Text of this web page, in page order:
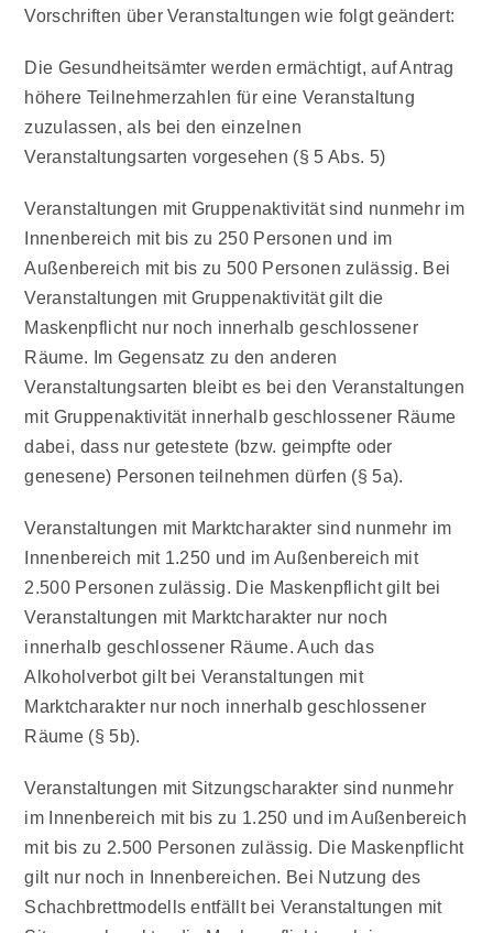
Vorschriften über Veranstaltungen wie folgt geändert:
Die Gesundheitsämter werden ermächtigt, auf Antrag
höhere Teilnehmerzahlen für eine Veranstaltung
zuzulassen, als bei den einzelnen
Veranstaltungsarten vorgesehen (§ 5 Abs. 5)
Veranstaltungen mit Gruppenaktivitätsind nunmehr im
Innenbereich mit bis zu 250 Personen und im
Außenbereich mit bis zu 500 Personen zulässig. Bei
Veranstaltungen mit Gruppenaktivität gilt die
Maskenpflicht nur noch innerhalb geschlossener
Räume. Im Gegensatz zu den anderen
Veranstaltungsarten bleibt es bei den Veranstaltungen
mit Gruppenaktivität innerhalb geschlossener Räume
dabei, dass nur getestete (bzw. geimpfte oder
genesene) Personen teilnehmen dürfen (§ 5a).
Veranstaltungen mit Marktcharakter sind nunmehr im
Innenbereich mit 1.250 und im Außenbereich mit
2.500 Personen zulässig. Die Maskenpflicht gilt bei
Veranstaltungen mit Marktcharakter nur noch
innerhalb geschlossener Räume. Auch das
Alkoholverbot gilt bei Veranstaltungen mit
Marktcharakter nur noch innerhalb geschlossener
Räume (§ 5b).
Veranstaltungen mit Sitzungscharakter sind nunmehr
im Innenbereich mit bis zu 1.250 und im Außenbereich
mit bis zu 2.500 Personen zulässig. Die Maskenpflicht
gilt nur noch in Innenbereichen. Bei Nutzung des
Schachbrettmodells entfällt bei Veranstaltungen mit